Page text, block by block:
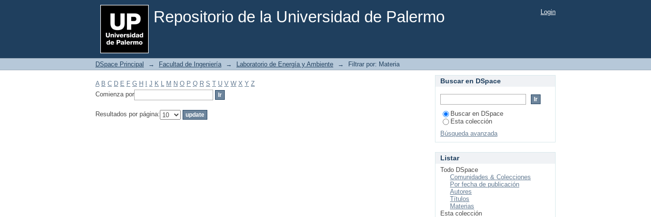
Repositorio de la Universidad de Palermo
Filtrar por: Materia Login
DSpace Principal → Facultad de Ingeniería → Laboratorio de Energía y Ambiente → Filtrar por: Materia
A B C D E F G H J K L M N O P Q R S T U V W X Y Z
Comienza por
Resultados por página:
Buscar en DSpace
Buscar en DSpace
Esta colección
Búsqueda avanzada
Listar
Todo DSpace
Comunidades & Colecciones
Por fecha de publicación
Autores
Títulos
Materias
Esta colección